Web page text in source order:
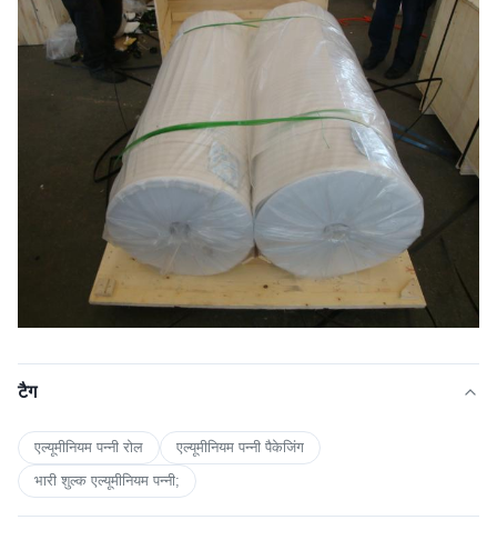
टैग
एल्यूमीनियम पन्नी रोल
एल्यूमीनियम पन्नी पैकेजिंग
भारी शुल्क एल्यूमीनियम पन्नी;